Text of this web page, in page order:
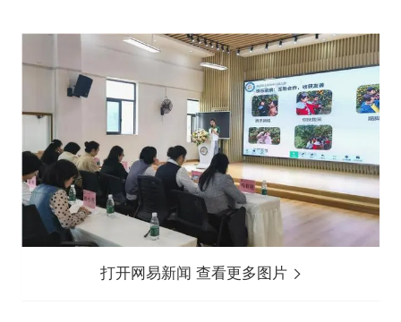
打开网易新闻 查看更多图片